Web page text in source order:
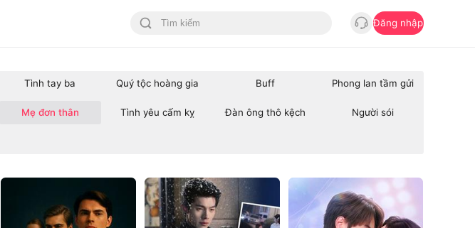
Đăng nhập
Tình tay ba Quý tộc hoàng gia Buff Phong lan tầm gửi
Mẹ đơn thân Tình yêu cấm kỵ Đàn ông thô kệch Người sói